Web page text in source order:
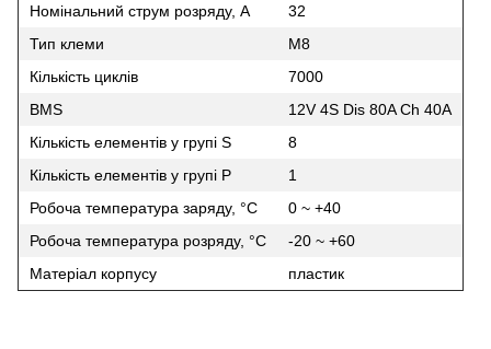
Номінальний струм розряду, A
32
Тип клеми
М8
Кількість циклів
7000
BMS
12V 4S Dis 80A Ch 40А
Кількість елементів у групі S
8
Кількість елементів у групі Р
1
Робоча температура заряду, °C
0 ~ +40
Робоча температура розряду, °C
-20 ~ +60
Матеріал корпусу
пластик